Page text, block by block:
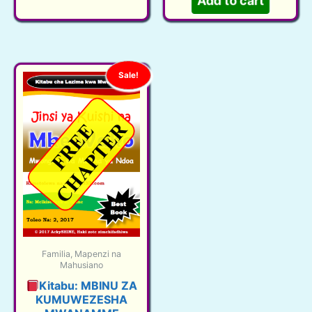
Sh0.
Sale!
Familia, Mapenzi na
Mahusiano
Kitabu: MBINU ZA
KUMUWEZESHA